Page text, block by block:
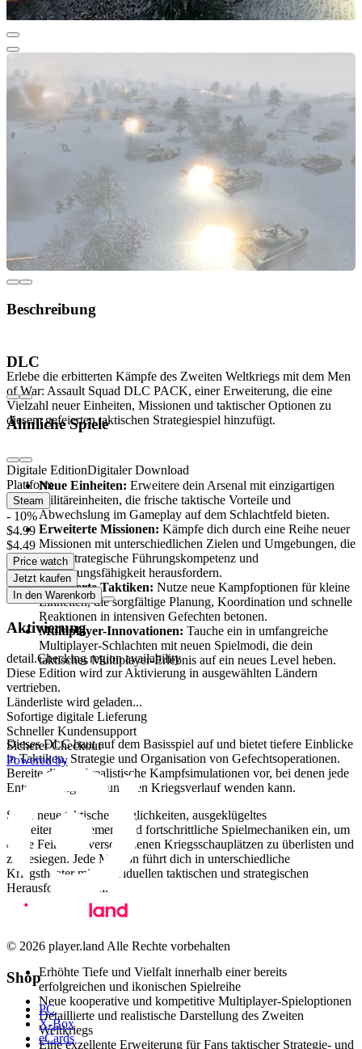
Beschreibung
Erlebe die erbitterten Kämpfe des Zweiten Weltkriegs mit dem Men
of War: Assault Squad DLC PACK, einer Erweiterung, die eine
Vielzahl neuer Einheiten, Missionen und taktischer Optionen zu
diesem gefeierten taktischen Strategiespiel hinzufügt.
Hauptmerkmale:
Neue Einheiten: Erweitere dein Arsenal mit einzigartigen
Militäreinheiten, die frische taktische Vorteile und
Abwechslung im Gameplay auf dem Schlachtfeld bieten.
Erweiterte Missionen: Kämpfe dich durch eine Reihe neuer
Missionen mit unterschiedlichen Zielen und Umgebungen, die
deine strategische Führungskompetenz und
Anpassungsfähigkeit herausfordern.
Erweiterte Taktiken: Nutze neue Kampfoptionen für kleine
Einheiten, die sorgfältige Planung, Koordination und schnelle
Reaktionen in intensiven Gefechten betonen.
Multiplayer-Innovationen: Tauche ein in umfangreiche
Multiplayer-Schlachten mit neuen Spielmodi, die dein
taktisches Multiplayer-Erlebnis auf ein neues Level heben.
Ein einzigartiges taktisches Erlebnis des Zweiten
Weltkriegs
Dieses DLC baut auf dem Basisspiel auf und bietet tiefere Einblicke
in Taktiken, Strategie und Organisation von Gefechtsoperationen.
Bereite dich auf realistische Kampfsimulationen vor, bei denen jede
Entscheidung zählt und den Kriegsverlauf wenden kann.
Setze neue taktische Möglichkeiten, ausgeklügeltes
Einheitenmanagement und fortschrittliche Spielmechaniken ein, um
deine Feinde in verschiedenen Kriegsschauplätzen zu überlisten und
zu besiegen. Jede Mission führt dich in unterschiedliche
Kriegstheater mit individuellen taktischen und strategischen
Herausforderungen.
wählen?
Erhöhte Tiefe und Vielfalt innerhalb einer bereits
erfolgreichen und ikonischen Spielreihe
Neue kooperative und kompetitive Multiplayer-Spieloptionen
Detaillierte und realistische Darstellung des Zweiten
Weltkriegs
Eine exzellente Erweiterung für Fans taktischer Strategie- und
DLC
Ähnliche Spiele
Digitale EditionDigitaler Download
Plattform
Steam
- 10%
$4.99
$4.49
Price watch
Jetzt kaufen
In den Warenkorb
Aktivierung
detail.Checking region availability
Diese Edition wird zur Aktivierung in ausgewählten Ländern
vertrieben.
Länderliste wird geladen...
Sofortige digitale Lieferung
Schneller Kundensupport
Sicherer Checkout
Powered by
© 2026 player.land Alle Rechte vorbehalten
Shop
PC
X-Box
eCards